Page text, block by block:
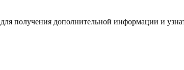
получения дополнительной информации и